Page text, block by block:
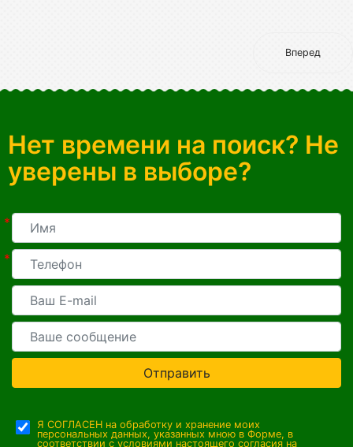
Вперед
Нет времени на поиск? Не
уверены в выборе?
*
*
Отправить
Я СОГЛАСЕН на обработку и хранение моих
персональных данных, указанных мною в Форме, в
соответствии с условиями настоящего согласия на